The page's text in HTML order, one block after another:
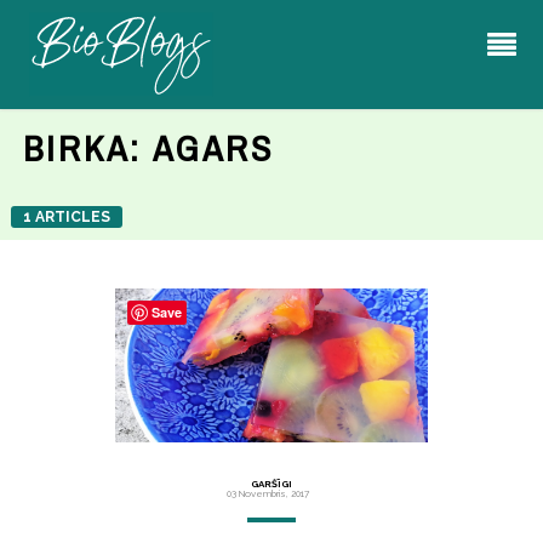
BIRKA:AGARS
1 ARTICLES
GARŠĪGI
03 Novembris, 2017
Save